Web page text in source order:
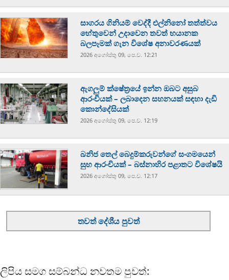
සාගරය ගිනියම් වෙද්දී එල්නිනෝ තත්ත්වය
හේතුවෙන් උදාවෙන තවත් භයානක
බලපෑමක් ගැන විශේෂ අනාවරණයක්
2026 අගෝස්‍තු 09, පෙ.ව. 12:21
ඇගලුම් ක්ෂේත්‍රයේ ඉන්න ඔබට අසුබ
ආරංචියක් – ලබාදෙන සහනයක් සඳහා දැඩි
කොන්දේසියක්
2026 අගෝස්‍තු 09, පෙ.ව. 12:19
ඛනිජ තෙල් බෙදුම්කරුවන්ගේ සංගමයෙන්
සුභ ආරංචියක් – බස්නාහිර පළාතට විශේෂයි
2026 අගෝස්‍තු 09, පෙ.ව. 12:17
තවත් දේශීය පුවත්
ලිපිය සමග සම්බන්ධ නවතම පුවත්: